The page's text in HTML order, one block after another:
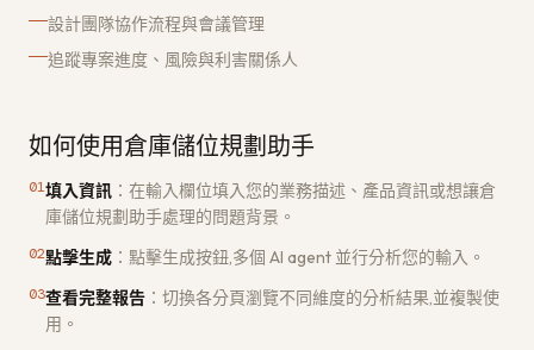
設計團隊協作流程與會議管理
追蹤專案進度、風險與利害關係人
如何使用倉庫儲位規劃助手
01填入資訊 ： 在輸入欄位填入您的業務描述、產品資訊或想讓倉
庫儲位規劃助手處理的問題背景。
02點擊生成 ： 點擊生成按鈕,多個 AI agent 並行分析您的輸入。
03查看完整報告 ： 切換各分頁瀏覽不同維度的分析結果,並複製使
用。